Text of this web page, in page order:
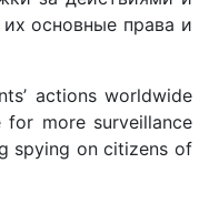
основные права и
actions worldwide
for more surveillance
spying on citizens of